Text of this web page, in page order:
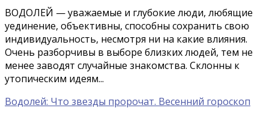
ВОДОЛЕЙ — уважаемые и глубокие люди, любящие
уединение, объективны, способны сохранить свою
индивидуальность, несмотря ни на какие влияния.
Очень разборчивы в выборе близких людей, тем не
менее заводят случайные знакомства. Склонны к
утопическим идеям...
Водолей: Что звезды пророчат. Весенний гороскоп